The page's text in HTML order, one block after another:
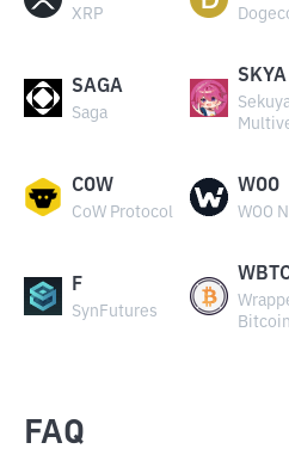
XRP
SAGA
Saga
SKYA
COW
CoW Protocol
WOO
WOO
F
SynFutures
Bitcoin
FAQ